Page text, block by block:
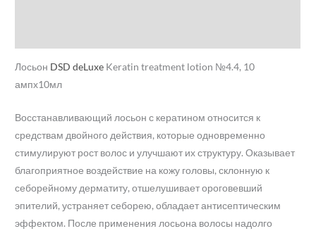
Лосьон DSD deLuxe Keratin treatment lotion №4.4, 10
ампх10мл
Восстанавливающий лосьон с кератином относится к
средствам двойного действия, которые одновременно
стимулируют рост волос и улучшают их структуру. Оказывает
благоприятное воздействие на кожу головы, склонную к
себорейному дерматиту, отшелушивает ороговевший
эпителий, устраняет себорею, обладает антисептическим
эффектом. После применения лосьона волосы надолго